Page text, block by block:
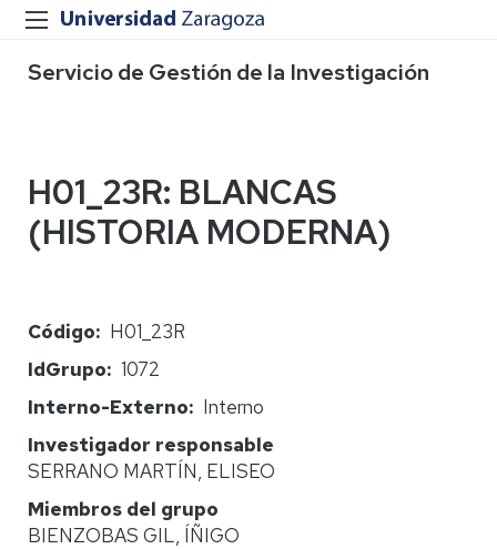
Servicio de Gestión de la Investigación
H01_23R: BLANCAS
(HISTORIA MODERNA)
Código
H01_23R
IdGrupo
1072
Interno-Externo
Interno
Investigador responsable
SERRANO MARTÍN, ELISEO
Miembros del grupo
BIENZOBAS GIL, ÍÑIGO